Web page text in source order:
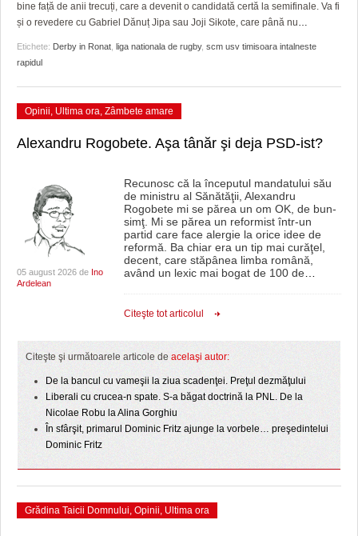
ZIARISTU’ DE TERASĂ
CU OIŞTEA-N KIERKEGAARD
FINANŢĂRI DE LA A LA Z
PE SURSE
UNDE MERGEM
FILME DOCUMENTARE
CLIPURI VIDEO
JOCURI ONLINE
ANUNŢURI
INFO SI UTILE
CULTURA
INVATAMANT
JUSTITIE
FILME DOCUMENTARE
CLIPURI VIDEO
JOCURI ONLINE
FARMACII DIN TIMIŞOARA
LICEE, ŞCOLI ŞI GRĂDINIŢE DIN TIMIŞ
PRIMĂRIILE DIN TIMIŞ
SFATUL MEDICULUI
bine față de anii trecuți, care a devenit o candidată certă la semifinale. Va fi
și o revedere cu Gabriel Dănuț Jipa sau Joji Sikote, care până nu…
Etichete: Derby in Ronat liga nationala de rugby, scm usv timisoara intalneste
rapidul
Opinii, Ultima ora, Zâmbete amare
Alexandru Rogobete. Aşa tânăr şi deja PSD-ist?
05 august 2026 de Ino
Ardelean
Recunosc că la începutul mandatului său
de ministru al Sănătăţii, Alexandru
Rogobete mi se părea un om OK, de bun-
simţ. Mi se părea un reformist într-un
partid care face alergie la orice idee de
reformă. Ba chiar era un tip mai curăţel,
decent, care stăpânea limba română,
având un lexic mai bogat de 100 de…
Citeşte tot articolul
Citeşte şi următoarele articole de acelaşi autor:
De la bancul cu vameşii la ziua scadenţei. Preţul dezmăţului
Liberali cu crucea-n spate. S-a băgat doctrină la PNL. De la
Nicolae Robu la Alina Gorghiu
În sfârşit, primarul Dominic Fritz ajunge la vorbele… preşedintelui
Dominic Fritz
Grădina Taicii Domnului, Opinii, Ultima ora